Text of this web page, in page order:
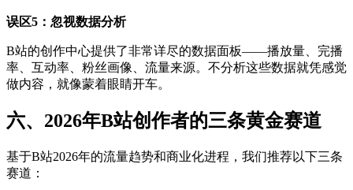
误区5：忽视数据分析
B站的创作中心提供了非常详尽的数据面板——播放量、完播
率、互动率、粉丝画像、流量来源。不分析这些数据就凭感觉
做内容，就像蒙着眼睛开车。
六、2026年B站创作者的三条黄金赛道
基于B站2026年的流量趋势和商业化进程，我们推荐以下三条
赛道：